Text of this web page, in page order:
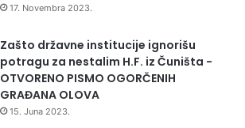
17. Novembra 2023.
Zašto državne institucije ignorišu
potragu za nestalim H.F. iz Čuništa -
OTVORENO PISMO OGORČENIH
GRAĐANA OLOVA
15. Juna 2023.